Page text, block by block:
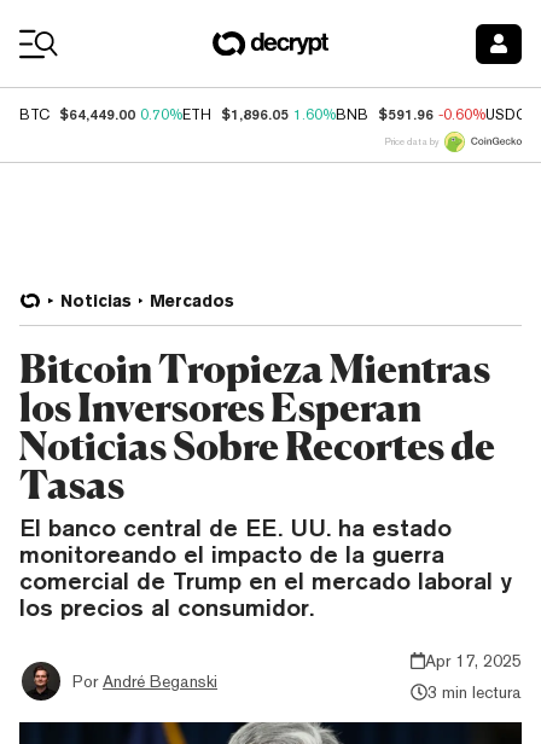
BTC $64,449.00 0.70%ETH $1,896.05 1.60%BNB $591.96 -0.60%USDC
Price data by
Noticias Mercados
Bitcoin Tropieza Mientras
los Inversores Esperan
Noticias Sobre Recortes de
Tasas
El banco central de EE. UU. ha estado
monitoreando el impacto de la guerra
comercial de Trump en el mercado laboral y
los precios al consumidor.
Por André Beganski
Apr 17, 2025
3 min lectura